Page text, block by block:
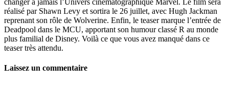
changer à jamais l’Univers cinématographique Marvel. Le film sera
réalisé par Shawn Levy et sortira le 26 juillet, avec Hugh Jackman
reprenant son rôle de Wolverine. Enfin, le teaser marque l’entrée de
Deadpool dans le MCU, apportant son humour classé R au monde
plus familial de Disney. Voilà ce que vous avez manqué dans ce
teaser très attendu.
Laissez un commentaire